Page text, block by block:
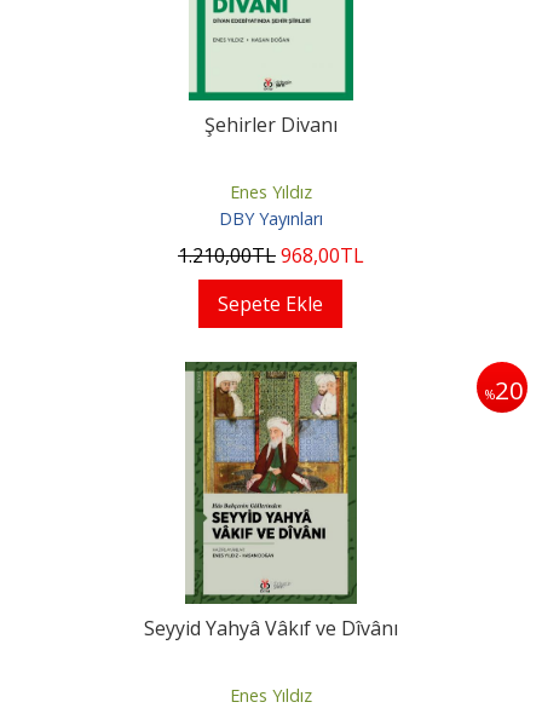
Şehirler Divanı
Enes Yıldız
DBY Yayınları
1.210,00TL968,00TL
Sepete Ekle
%20
Seyyid Yahyâ Vâkıf ve Dîvânı
Enes Yıldız